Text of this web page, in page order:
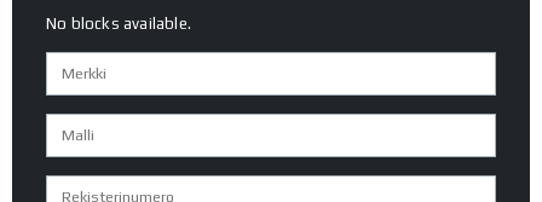
No blocks available.